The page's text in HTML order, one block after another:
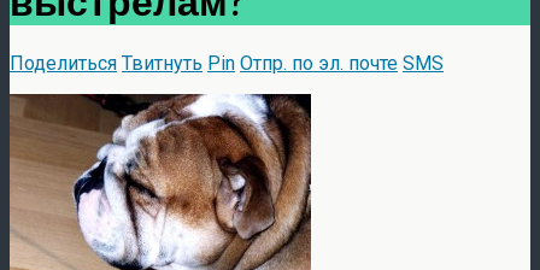
Поделиться Твитнуть Pin Отпр. по эл. почте SMS